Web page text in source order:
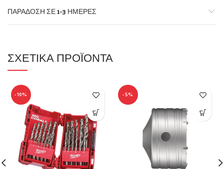
ΠΑΡΆΔΟΣΗ ΣΕ 1-3 ΗΜΈΡΕΣ
ΣΧΕΤΙΚΆ ΠΡΟΪΌΝΤΑ
-10% -5%